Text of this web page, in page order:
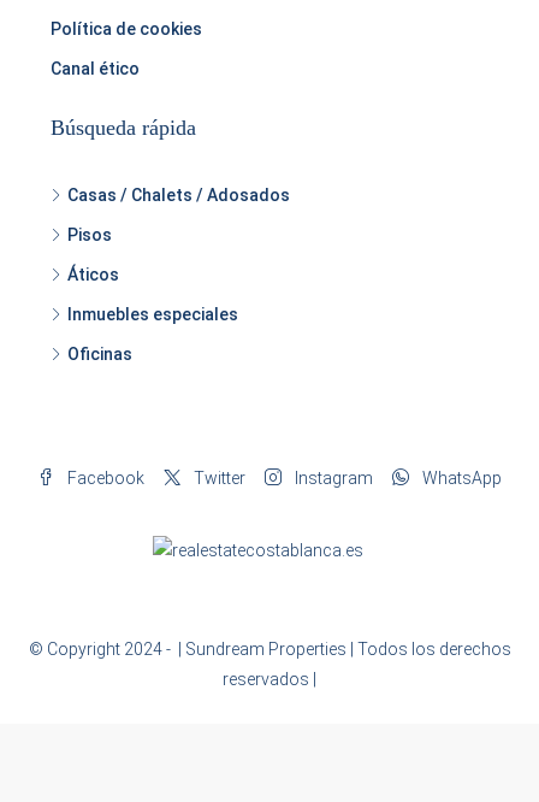
Política de cookies
Canal ético
Búsqueda rápida
Casas / Chalets / Adosados
Pisos
Áticos
Inmuebles especiales
Oficinas
Facebook Twitter Instagram WhatsApp
© Copyright 2024 -
| Sundream Properties | Todos los derechos
reservados |